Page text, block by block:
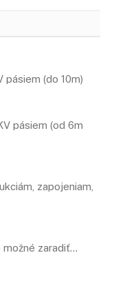
(do 10m)
pásiem (od 6m
zapojeniam,
možné zaradiť…